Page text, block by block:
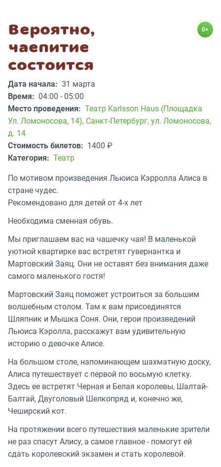
Вероятно,
чаепитие
состоится
0+
Дата начала: 31 марта
Время: 04:00 - 05:00
Место проведения: Театр Karlsson Haus (Площадка
Ул. Ломоносова, 14), Санкт-Петербург, ул. Ломоносова,
д. 14
Стоимость билетов: 1400 ₽
Категория: Театр
По мотивом произведения Льюиса Кэрролла Алиса в
стране чудес.
Рекомендовано для детей от 4-х лет
Необходима сменная обувь.
Мы приглашаем вас на чашечку чая! В маленькой
уютной квартирке вас встретят гувернантка и
Мартовский Заяц. Они не оставят без внимания даже
самого маленького гостя!
Мартовский Заяц поможет устроиться за большим
волшебным столом. Там к вам присоединятся
Шляпник и Мышка Соня. Они, герои произведений
Льюиса Кэролла, расскажут вам удивительную
историю о девочке Алисе.
На большом столе, напоминающем шахматную доску,
Алиса путешествует с первой по восьмую клетку.
Здесь ее встретят Черная и Белая королевы, Шалтай-
Балтай, Двуголовый Шелкопряд и, конечно же,
Чеширский кот.
На протяжении всего путешествия маленькие зрители
не раз спасут Алису, а самое главное - помогут ей
сдать королевский экзамен и стать королевой.